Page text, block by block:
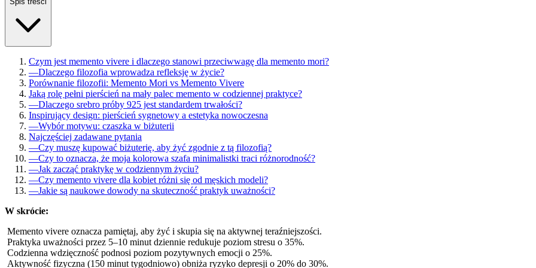
Czym jest memento vivere i dlaczego stanowi przeciwwagę dla memento mori?
—Dlaczego filozofia wprowadza refleksję w życie?
Porównanie filozofii: Memento Mori vs Memento Vivere
Jaką rolę pełni pierścień na mały palec memento w codziennej praktyce?
—Dlaczego srebro próby 925 jest standardem trwałości?
Inspirujący design: pierścień sygnetowy a estetyka nowoczesna
—Wybór motywu: czaszka w biżuterii
Najczęściej zadawane pytania
—Czy muszę kupować biżuterię, aby żyć zgodnie z tą filozofią?
—Czy to oznacza, że moja kolorowa szafa minimalistki traci różnorodność?
—Jak zacząć praktykę w codziennym życiu?
—Czy memento vivere dla kobiet różni się od męskich modeli?
—Jakie są naukowe dowody na skuteczność praktyk uważności?
W skrócie:
Memento vivere oznacza pamiętaj, aby żyć i skupia się na aktywnej teraźniejszości.
Praktyka uważności przez 5–10 minut dziennie redukuje poziom stresu o 35%.
Codzienna wdzięczność podnosi poziom pozytywnych emocji o 25%.
Aktywność fizyczna (150 minut tygodniowo) obniża ryzyko depresji o 20% do 30%.